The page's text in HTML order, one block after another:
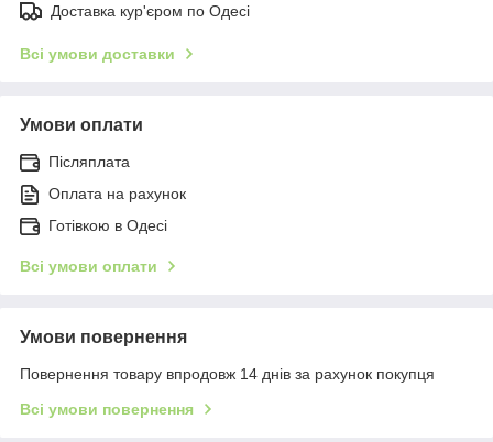
Доставка кур'єром по Одесі
Всі умови доставки
Умови оплати
Післяплата
Оплата на рахунок
Готівкою в Одесі
Всі умови оплати
Умови повернення
Повернення товару впродовж 14 днів за рахунок покупця
Всі умови повернення